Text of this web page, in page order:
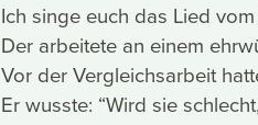
Ich singe euch das Lied
Der arbeitete an einem
Vor der Vergleichsarbeit
Er wusste: “Wird sie